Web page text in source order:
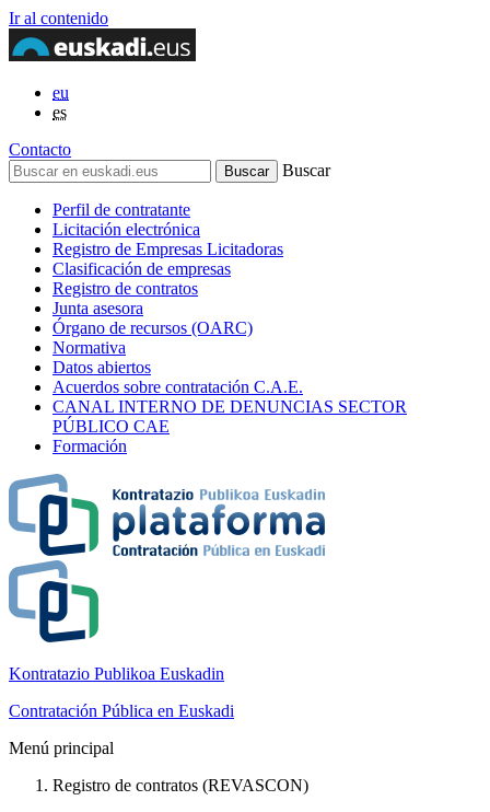
Ir al contenido
eu
es
Contacto
Buscar
Perfil de contratante
Licitación electrónica
Registro de Empresas Licitadoras
Clasificación de empresas
Registro de contratos
Junta asesora
Órgano de recursos (OARC)
Normativa
Datos abiertos
Acuerdos sobre contratación C.A.E.
CANAL INTERNO DE DENUNCIAS SECTOR
PÚBLICO CAE
Formación
Kontratazio Publikoa Euskadin
Contratación Pública en Euskadi
Menú principal
Registro de contratos (REVASCON)